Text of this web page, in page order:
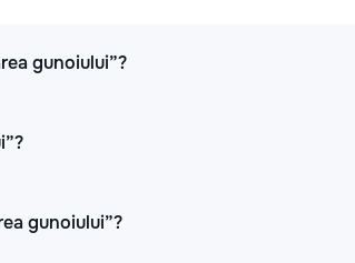
gunoiului”?
gunoiului”?